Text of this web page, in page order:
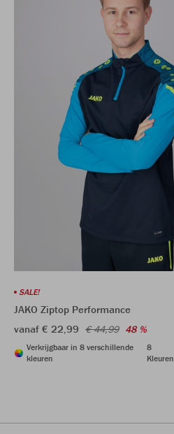
SALE!
JAKO Ziptop Performance
vanaf € 22,99 € 44,99 48 %
Verkrijgbaar in 8 verschillende
kleuren
8
Kleuren